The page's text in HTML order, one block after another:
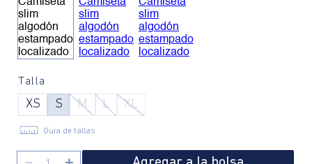
Talla
XS S M L XL
Guía de tallas